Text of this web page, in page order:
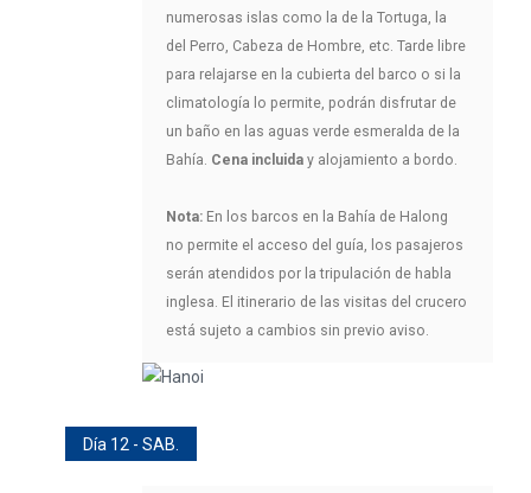
numerosas islas como la de la Tortuga, la
del Perro, Cabeza de Hombre, etc. Tarde libre
para relajarse en la cubierta del barco o si la
climatología lo permite, podrán disfrutar de
un baño en las aguas verde esmeralda de la
Bahía. Cena incluida y alojamiento a bordo.
Nota: En los barcos en la Bahía de Halong
no permite el acceso del guía, los pasajeros
serán atendidos por la tripulación de habla
inglesa. El itinerario de las visitas del crucero
está sujeto a cambios sin previo aviso.
Día 12 - SAB.